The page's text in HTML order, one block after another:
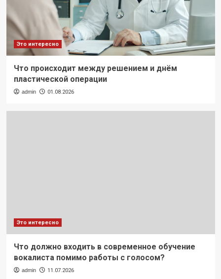
Это интересно
Что происходит между решением и днём
пластической операции
admin 01.08.2026
Это интересно
Что должно входить в современное обучение
вокалиста помимо работы с голосом?
admin 11.07.2026